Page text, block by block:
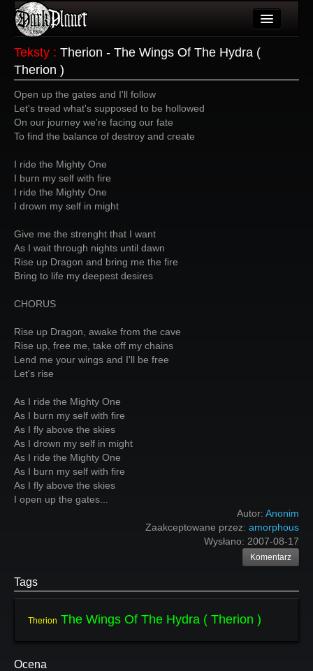
Użytkownicy
Wydarzenia
Galeria
Więcej
Login
Teksty : Therion - The Wings Of The Hydra (
Therion )
Open up the gates and I'll follow
Let's tread what's supposed to be hollowed
On our journey we're facing our fate
To find the balance of destroy and create
I ride the Mighty One
I burn my self with fire
I ride the Mighty One
I drown my self in might
Give me the strenght that I want
As I wait through nights until dawn
Rise up Dragon and bring me the fire
Bring to life my deepest desires
CHORUS
Rise up Dragon, awake from the cave
Rise up, free me, take off my chains
Lend me your wings and I'll be free
Let's rise
As I ride the Mighty One
As I burn my self with fire
As I fly above the skies
As I drown my self in might
As I ride the Mighty One
As I burn my self with fire
As I fly above the skies
I open up the gates...
Autor: Anonim
Zaakceptowane przez: amorphous
Wysłano: 2007-08-17
Komentarz
Tags
Therion The Wings Of The Hydra ( Therion )
Ocena